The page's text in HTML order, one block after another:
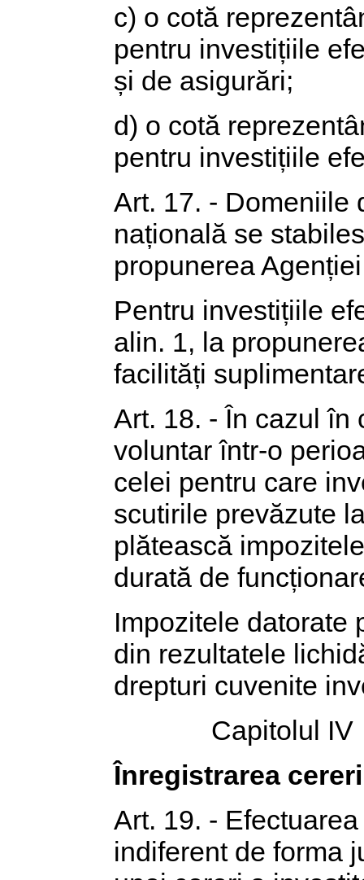
c) o cotă
pentru investițiile
și de asigurări;
d) o cotă
pentru investițiile
Art. 17. - Domeniile
națională se
propunerea
Pentru investițiile
alin. 1, la
facilități
Art. 18. - În cazul în
voluntar într-o
celei pentru care
scutirile prevăzute
plătească
durată de
Impozitele datorate
din rezultatele
drepturi cuvenite
Capitolul IV
Înregistrarea
Art. 19. -
indiferent de forma